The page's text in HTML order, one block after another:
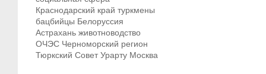
Краснодарский край туркмены
бацбийцы Белоруссия
Астрахань животноводство
ОЧЭС Черноморский регион
Тюркский Совет Урарту Москва